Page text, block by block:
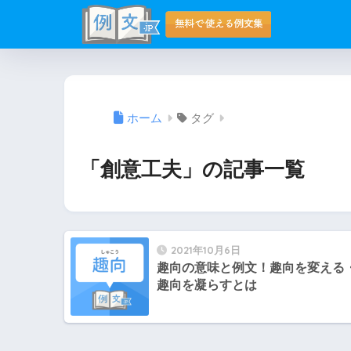
ホーム タグ
「創意工夫」の記事一覧
2021年10月6日
趣向の意味と例文！趣向を変える
趣向を凝らすとは